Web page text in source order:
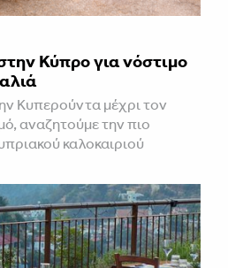
Κύπρο για νόστιμο
Κυπερούντα μέχρι τον
αναζητούμε την πιο
καλοκαιριού